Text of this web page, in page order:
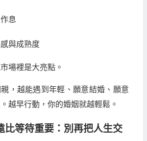
息
與成熟度
場裡是大亮點。
，越能遇到年輕、願意結婚、願意
越早行動，你的婚姻就越輕鬆。
比等待重要：別再把人生交